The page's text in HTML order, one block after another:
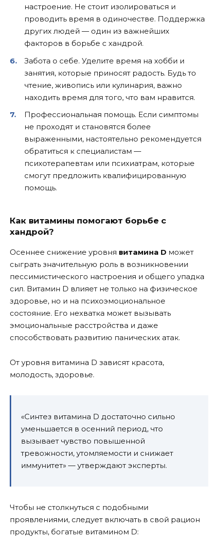
настроение. Не стоит изолироваться и
проводить время в одиночестве. Поддержка
других людей — один из важнейших
факторов в борьбе с хандрой.
Забота о себе. Уделите время на хобби и
занятия, которые приносят радость. Будь то
чтение, живопись или кулинария, важно
находить время для того, что вам нравится.
Профессиональная помощь. Если симптомы
не проходят и становятся более
выраженными, настоятельно рекомендуется
обратиться к специалистам —
психотерапевтам или психиатрам, которые
смогут предложить квалифицированную
помощь.
Как витамины помогают борьбе с
хандрой?
Осеннее снижение уровня витамина D может
сыграть значительную роль в возникновении
пессимистического настроения и общего упадка
сил. Витамин D влияет не только на физическое
здоровье, но и на психоэмоциональное
состояние. Его нехватка может вызывать
эмоциональные расстройства и даже
способствовать развитию панических атак.
От уровня витамина D зависят красота,
молодость, здоровье.
«Синтез витамина D достаточно сильно
уменьшается в осенний период, что
вызывает чувство повышенной
тревожности, утомляемости и снижает
иммунитет» — утверждают эксперты.
Чтобы не столкнуться с подобными
проявлениями, следует включать в свой рацион
продукты, богатые витамином D: